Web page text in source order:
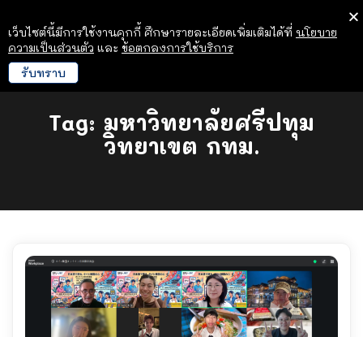
Tag: มหาวิทยาลัยศรีปทุม
วิทยาเขต กทม.
เว็บไซต์นี้มีการใช้งานคุกกี้ ศึกษารายละเอียดเพิ่มเติมได้ที่ นโยบาย
ความเป็นส่วนตัว และ ข้อตกลงการใช้บริการ
รับทราบ